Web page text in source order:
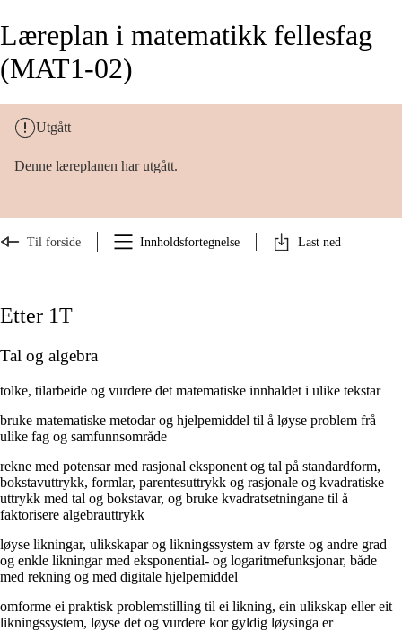
Læreplan i matematikk fellesfag
(MAT1-02)
Utgått
Denne læreplanen har utgått.
Til forside Innholdsfortegnelse Last ned
Etter 1T
Tal og algebra
tolke, tilarbeide og vurdere det matematiske innhaldet i ulike tekstar
bruke matematiske metodar og hjelpemiddel til å løyse problem frå
ulike fag og samfunnsområde
rekne med potensar med rasjonal eksponent og tal på standardform,
bokstavuttrykk, formlar, parentesuttrykk og rasjonale og kvadratiske
uttrykk med tal og bokstavar, og bruke kvadratsetningane til å
faktorisere algebrauttrykk
løyse likningar, ulikskapar og likningssystem av første og andre grad
og enkle likningar med eksponential- og logaritmefunksjonar, både
med rekning og med digitale hjelpemiddel
omforme ei praktisk problemstilling til ei likning, ein ulikskap eller eit
likningssystem, løyse det og vurdere kor gyldig løysinga er